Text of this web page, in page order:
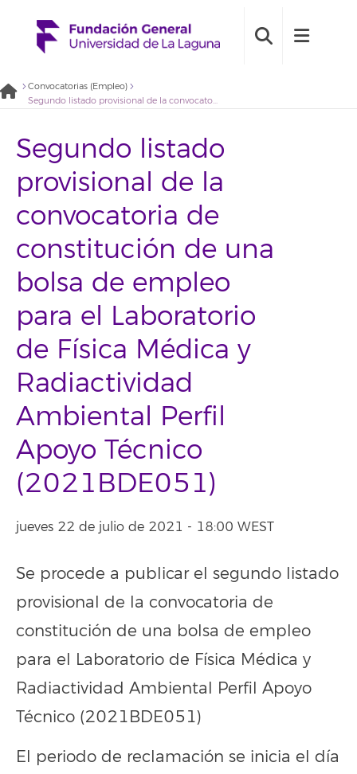
Convocatorias (Empleo)
Segundo listado provisional de la convocatoria de constitución de una bolsa de empleo para el Laboratorio de Física Médica y Radiactividad Ambiental Perfil Apoyo Técnico (2021BDE051)
Segundo listado
provisional de la
convocatoria de
constitución de una
bolsa de empleo
para el Laboratorio
de Física Médica y
Radiactividad
Ambiental Perfil
Apoyo Técnico
(2021BDE051)
jueves 22 de julio de 2021 - 18:00 WEST
Se procede a publicar el segundo listado
provisional de la convocatoria de
constitución de una bolsa de empleo
para el Laboratorio de Física Médica y
Radiactividad Ambiental Perfil Apoyo
Técnico (2021BDE051)
El periodo de reclamación se inicia el día